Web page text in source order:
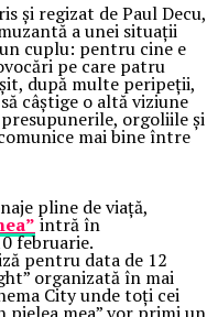
și regizat de Paul Decu,
a unei situații
cuplu: pentru cine e
pe care patru
după multe peripeții,
câștige o altă viziune
orgoliile și
mai bine între
pline de viață,
intră în
februarie.
pentru data de 12
organizată în mai
City unde toți cei